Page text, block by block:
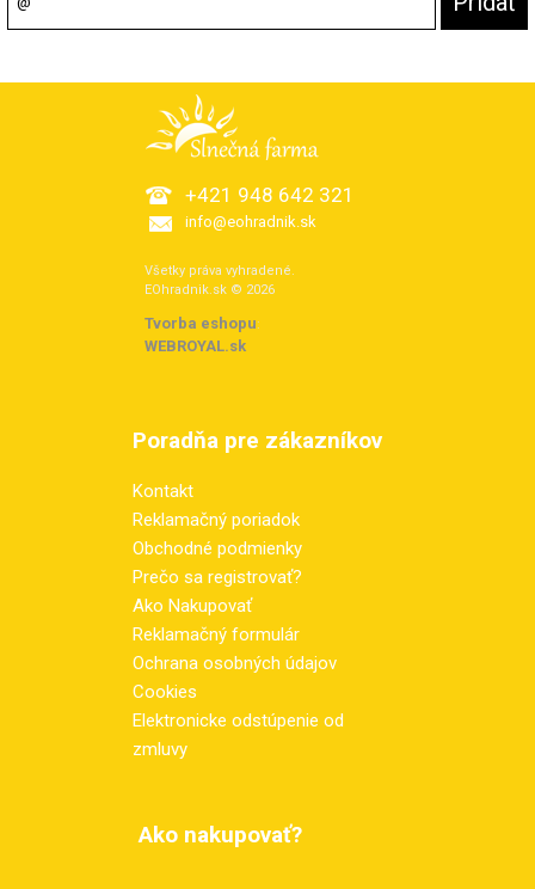
+421 948 642 321
info@eohradnik.sk
Všetky práva vyhradené.
EOhradnik.sk © 2026
Tvorba eshopu:
WEBROYAL.sk
Poradňa pre zákazníkov
Kontakt
Reklamačný poriadok
Obchodné podmienky
Prečo sa registrovať?
Ako Nakupovať
Reklamačný formulár
Ochrana osobných údajov
Cookies
Elektronicke odstúpenie od
zmluvy
Ako nakupovať?